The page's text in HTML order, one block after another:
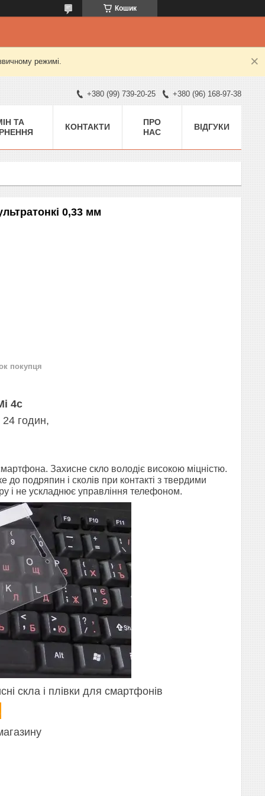
Кошик
режимі.
+380 (99) 739-20-25 +380 (96) 168-97-38
ТА
КОНТАКТИ
ПРО
НАС
ВІДГУКИ
0,33 мм
покупця
4c
24 годин,
Захисне скло володіє високою міцністю.
до подряпин і сколів при контакті з твердими
і не ускладнює управління телефоном.
скла і плівки для смартфонів